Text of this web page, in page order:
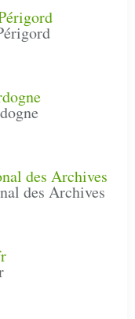
des Archives